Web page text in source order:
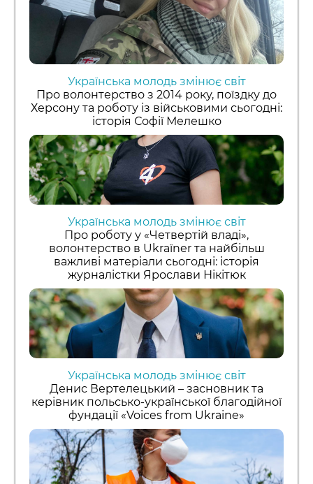
Українська молодь змінює світ
Про волонтерство з 2014 року, поїздку до
Херсону та роботу із військовими сьогодні:
історія Софії Мелешко
Українська молодь змінює світ
Про роботу у «Четвертій владі»,
волонтерство в Ukraїner та найбільш
важливі матеріали сьогодні: історія
журналістки Ярослави Нікітюк
Українська молодь змінює світ
Денис Вертелецький – засновник та
керівник польсько-української благодійної
фундації «Voices from Ukraine»